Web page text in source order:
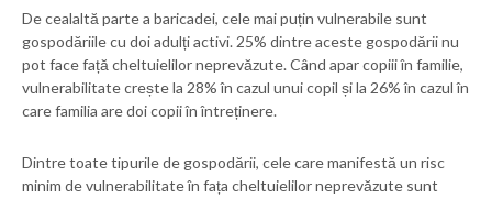
De cealaltă parte a baricadei, cele mai puțin vulnerabile sunt
gospodăriile cu doi adulți activi. 25% dintre aceste gospodării nu
pot face față cheltuielilor neprevăzute. Când apar copiii în familie,
vulnerabilitate crește la 28% în cazul unui copil și la 26% în cazul în
care familia are doi copii în întreținere.
Dintre toate tipurile de gospodării, cele care manifestă un risc
minim de vulnerabilitate în fața cheltuielilor neprevăzute sunt